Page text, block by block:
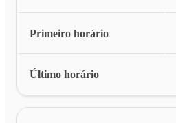
Primeiro horário
Último horário